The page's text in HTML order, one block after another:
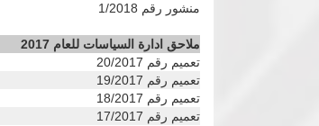
منشور رقم 1/2018
ملاحق ادارة السياسات للعام 2017
تعميم رقم 20/2017
تعميم رقم 19/2017
تعميم رقم 18/2017
تعميم رقم 17/2017